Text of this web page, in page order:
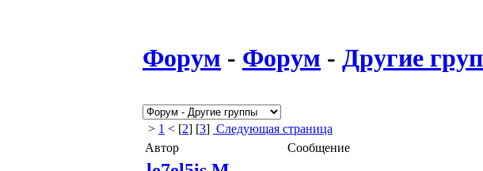
Форум - Форум - Другие
> 1 < [2] [3] Следующая страница
Автор
Сообщение